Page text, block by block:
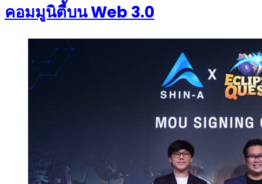
คอมมูนิตี้บน Web 3.0